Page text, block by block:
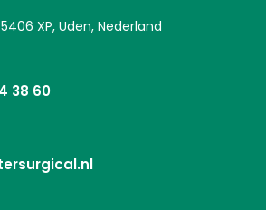
XP, Uden, Nederland
38 60